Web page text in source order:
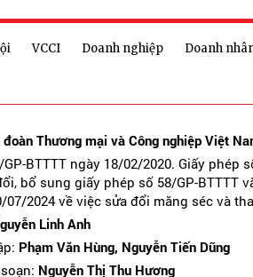
VCCI Doanh nghiệp Doanh
Thương mại và Công nghiệp Việt
BTTTT ngày 18/02/2020. Giấy phép
bổ sung giấy phép số 58/GP-BTTTT
07/2024 về việc sửa đổi măng séc và
Linh Anh
Phạm Văn Hùng, Nguyễn Tiến Dũng
Nguyễn Thị Thu Hương